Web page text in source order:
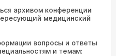
архивом конференции
медицинский
вопросы и ответы
и темам: